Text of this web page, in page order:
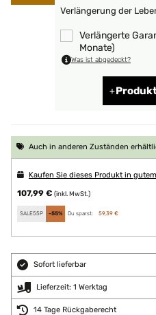
Verlängerung der
Verlängerte
Monate)
Was ist abgedeckt?
Auch in anderen Zuständen
Kaufen Sie dieses Produkt in
107,99 € (inkl. MwSt.)
SALE55P -55% Du sparst: 59,39 €
Sofort lieferbar
Lieferzeit: 1 Werktag
14 Tage Rückgaberecht